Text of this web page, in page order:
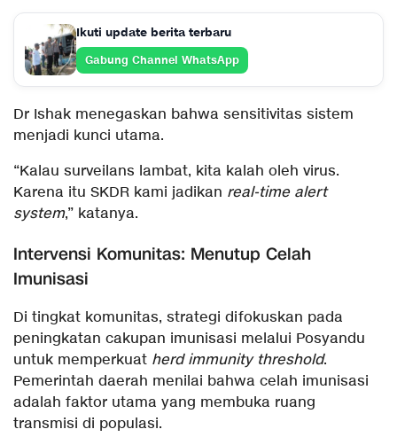
Ikuti update berita terbaru
Gabung Channel WhatsApp
Dr Ishak menegaskan bahwa sensitivitas sistem
menjadi kunci utama.
“Kalau surveilans lambat, kita kalah oleh virus.
Karena itu SKDR kami jadikan real-time alert
system,” katanya.
Intervensi Komunitas: Menutup Celah
Imunisasi
Di tingkat komunitas, strategi difokuskan pada
peningkatan cakupan imunisasi melalui Posyandu
untuk memperkuat herd immunity threshold.
Pemerintah daerah menilai bahwa celah imunisasi
adalah faktor utama yang membuka ruang
transmisi di populasi.